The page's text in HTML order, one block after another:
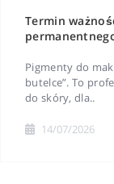
Termin
Pigmenty do
butelce”. To
do skóry, dla..
14/07/2026